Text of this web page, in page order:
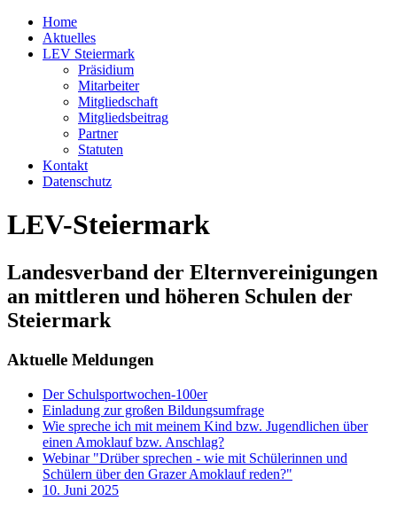
Home
Aktuelles
LEV Steiermark
Präsidium
Mitarbeiter
Mitgliedschaft
Mitgliedsbeitrag
Partner
Statuten
Kontakt
Datenschutz
LEV-Steiermark
Landesverband der Elternvereinigungen
an mittleren und höheren Schulen der
Steiermark
Aktuelle Meldungen
Der Schulsportwochen-100er
Einladung zur großen Bildungsumfrage
Wie spreche ich mit meinem Kind bzw. Jugendlichen über
einen Amoklauf bzw. Anschlag?
Webinar "Drüber sprechen - wie mit Schülerinnen und
Schülern über den Grazer Amoklauf reden?"
10. Juni 2025